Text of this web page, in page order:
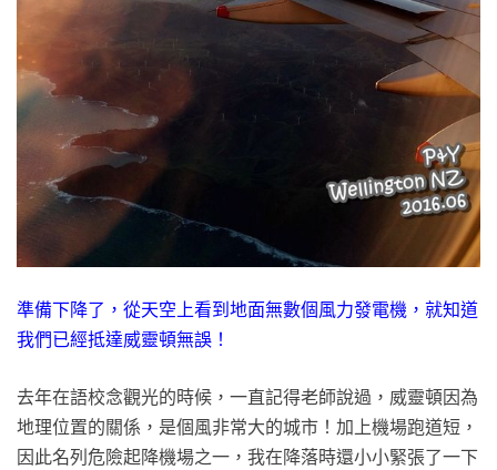
準備下降了，從天空上看到地面無數個風力發電機，就知道
我們已經抵達威靈頓無誤！
去年在語校念觀光的時候，一直記得老師說過，威靈頓因為
地理位置的關係，是個風非常大的城市！加上機場跑道短，
因此名列危險起降機場之一，我在降落時還小小緊張了一下